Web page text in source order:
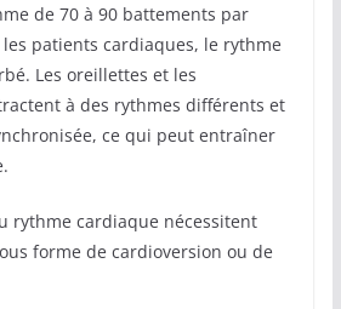
de 70 à 90 battements par
patients cardiaques, le rythme
Les oreillettes et les
à des rythmes différents et
ce qui peut entraîner
rythme cardiaque nécessitent
forme de cardioversion ou de